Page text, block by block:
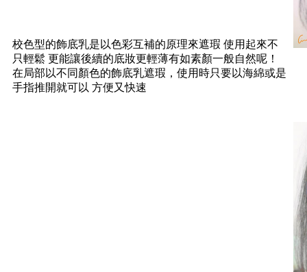
校色型的飾底乳是以色彩互補的原理來遮瑕 使用起來不
只輕鬆 更能讓後續的底妝更輕薄有如素顏一般自然呢！
在局部以不同顏色的飾底乳遮瑕，使用時只要以海綿或是
手指推開就可以 方便又快速